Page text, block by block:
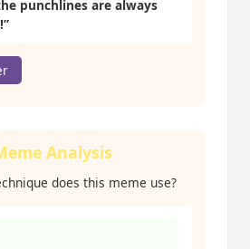
punchlines are always
Analysis
does this meme use?